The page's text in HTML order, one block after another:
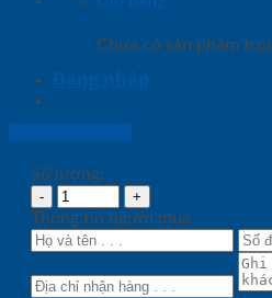
Chưa có sản phẩm
Đăng nhập
Số lượng:
Thông tin người mua